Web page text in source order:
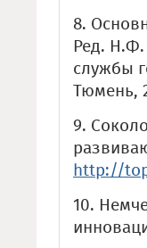
8.
Ред.
службы
Тюмень,
9.
http://
10.